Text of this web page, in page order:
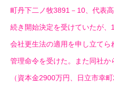
町丹下二ノ牧3891－10、代表
続き開始決定を受けていたが
会社更生法の適用を申し立て
管理命令を受けた。また同社
（資本金2900万円、日立市幸